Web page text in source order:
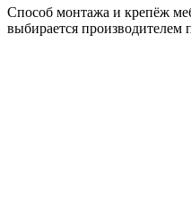
Способ монтажа и крепёж
выбирается